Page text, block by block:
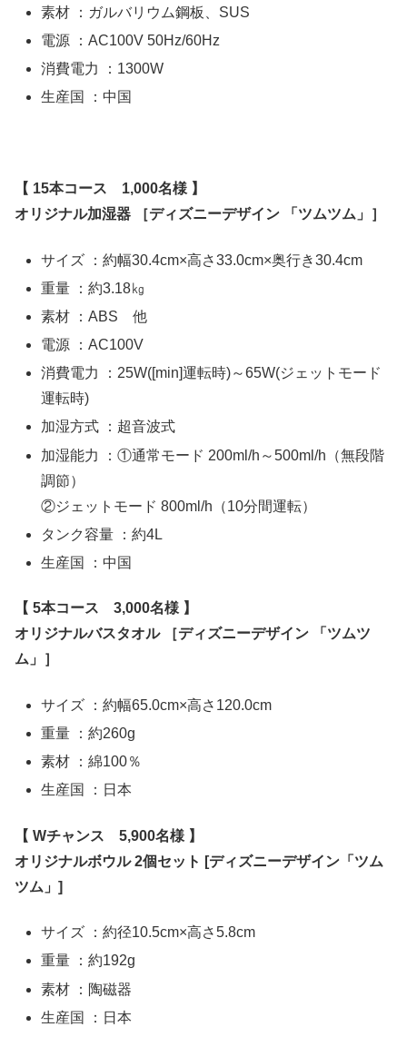
素材 ：ガルバリウム鋼板、SUS
電源 ：AC100V 50Hz/60Hz
消費電力 ：1300W
生産国 ：中国
【 15本コース 1,000名様 】
オリジナル加湿器 ［ディズニーデザイン 「ツムツム」］
サイズ ：約幅30.4cm×高さ33.0cm×奥行き30.4cm
重量 ：約3.18㎏
素材 ：ABS 他
電源 ：AC100V
消費電力 ：25W([min]運転時)～65W(ジェットモード
運転時)
加湿方式 ：超音波式
加湿能力 ：①通常モード 200ml/h～500ml/h（無段階
調節）
②ジェットモード 800ml/h（10分間運転）
タンク容量 ：約4L
生産国 ：中国
【 5本コース 3,000名様 】
オリジナルバスタオル ［ディズニーデザイン 「ツムツ
ム」］
サイズ ：約幅65.0cm×高さ120.0cm
重量 ：約260g
素材 ：綿100％
生産国 ：日本
【 Wチャンス 5,900名様 】
オリジナルボウル 2個セット [ディズニーデザイン「ツム
ツム」]
サイズ ：約径10.5cm×高さ5.8cm
重量 ：約192g
素材 ：陶磁器
生産国 ：日本